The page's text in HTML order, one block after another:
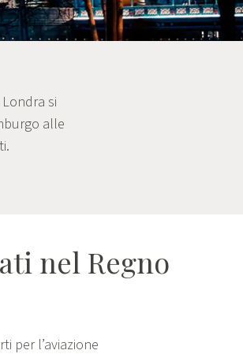
si
alle
nel Regno
per l’aviazione